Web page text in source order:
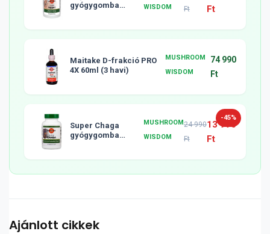
gyógygomba
WISDOM
Ft
Ft
Maitake D-frakció PRO
4X 60ml (3 havi)
MUSHROOM
WISDOM
74 990
Ft
-45%
Super Chaga
gyógygomba
MUSHROOM
WISDOM
24 990
Ft
13 990
Ft
Ajánlott cikkek